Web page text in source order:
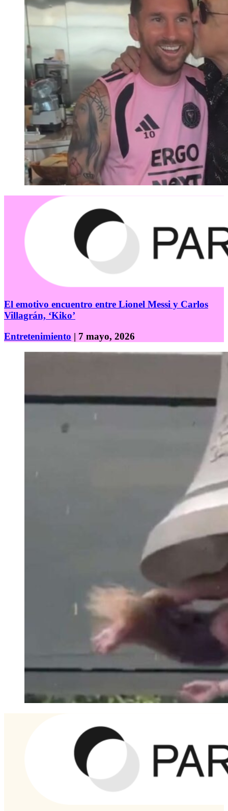
El emotivo encuentro entre Lionel Messi y Carlos
Villagrán, ‘Kiko’
Entretenimiento | 7 mayo, 2026